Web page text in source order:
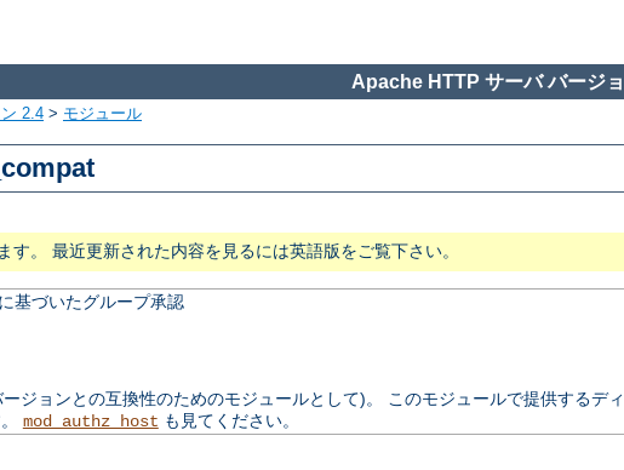
Apache HTTP サーバ バージ
2.4 > モジュール
。 最近更新された内容を見るには英語版をご覧下さい。
基づいたグループ承認
ジョンとの互換性のためのモジュールとして)。 このモジュールで提供するデ
mod_authz_host も見てください。